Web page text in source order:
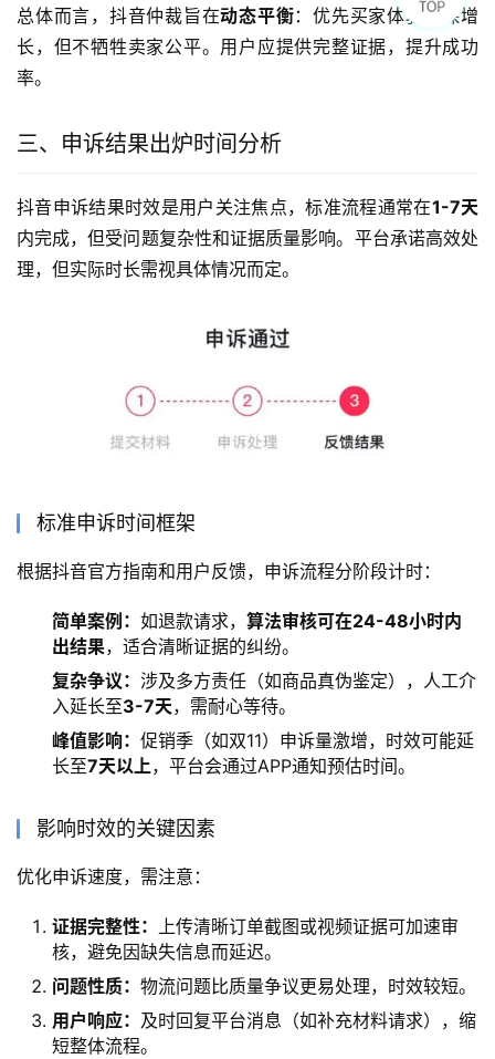
总体而言，抖音仲裁旨在动态平衡：优先买家体验以保增
长，但不牺牲卖家公平。用户应提供完整证据，提升成功
率。
三、申诉结果出炉时间分析
抖音申诉结果时效是用户关注焦点，标准流程通常在1-7天
内完成，但受问题复杂性和证据质量影响。平台承诺高效处
理，但实际时长需视具体情况而定。
标准申诉时间框架
根据抖音官方指南和用户反馈，申诉流程分阶段计时：
简单案例： 如退款请求， 算法审核可在24-48小时内
出结果，适合清晰证据的纠纷。
复杂争议： 涉及多方责任（如商品真伪鉴定），人工介
入延长至3-7天，需耐心等待。
峰值影响： 促销季（如双11）申诉量激增，时效可能延
长至7天以上，平台会通过APP通知预估时间。
影响时效的关键因素
优化申诉速度，需注意：
证据完整性： 上传清晰订单截图或视频证据可加速审
核，避免因缺失信息而延迟。
问题性质： 物流问题比质量争议更易处理，时效较短。
用户响应： 及时回复平台消息（如补充材料请求），缩
短整体流程。